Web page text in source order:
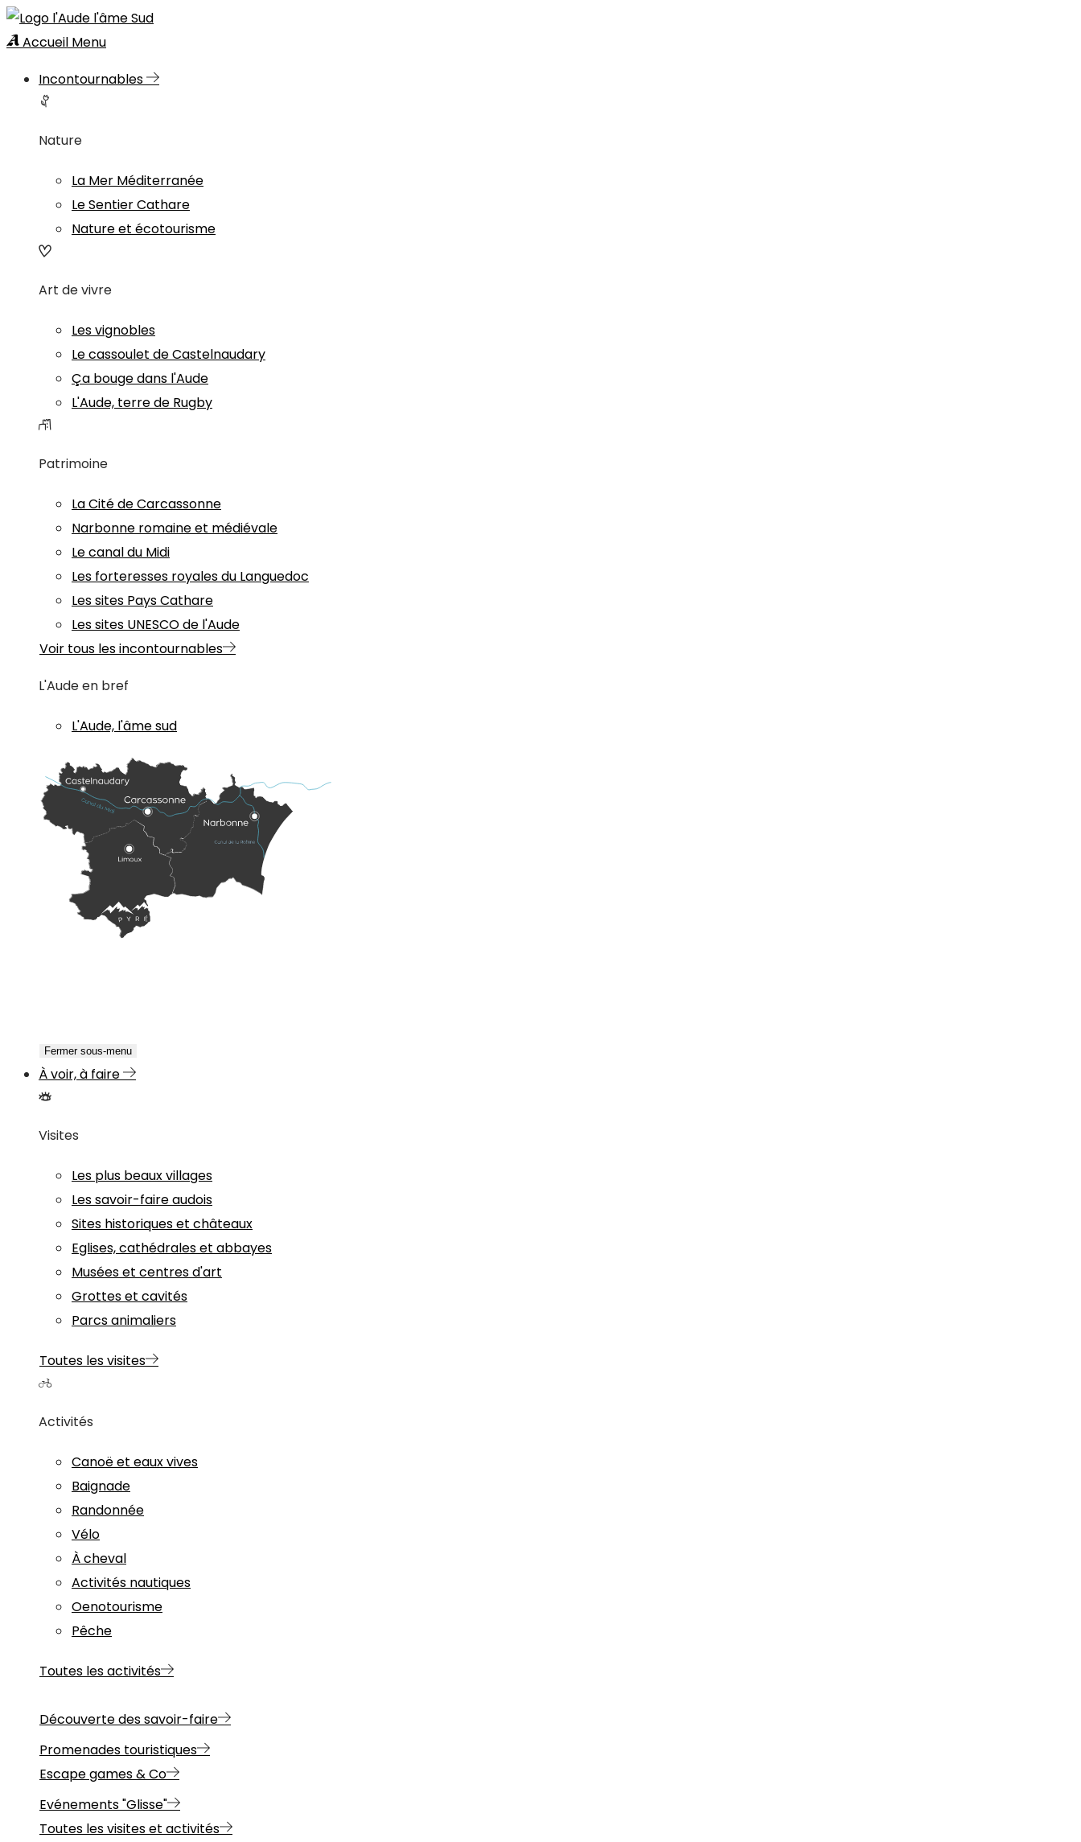
Accueil Menu
Incontournables
Nature
La Mer Méditerranée
Le Sentier Cathare
Nature et écotourisme
Art de vivre
Les vignobles
Le cassoulet de Castelnaudary
Ça bouge dans l'Aude
L'Aude, terre de Rugby
Patrimoine
La Cité de Carcassonne
Narbonne romaine et médiévale
Le canal du Midi
Les forteresses royales du Languedoc
Les sites Pays Cathare
Les sites UNESCO de l'Aude
Voir tous les incontournables
L'Aude en bref
L'Aude, l'âme sud
Fermer sous-menu
À voir, à faire
Visites
Les plus beaux villages
Les savoir-faire audois
Sites historiques et châteaux
Eglises, cathédrales et abbayes
Musées et centres d'art
Grottes et cavités
Parcs animaliers
Toutes les visites
Activités
Canoë et eaux vives
Baignade
Randonnée
Vélo
À cheval
Activités nautiques
Oenotourisme
Pêche
Toutes les activités
Découverte des savoir-faire
Promenades touristiques
Escape games & Co
Evénements "Glisse"
Toutes les visites et activités